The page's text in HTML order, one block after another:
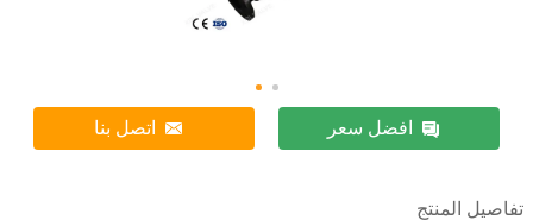
افضل سعر اتصل بنا
تفاصيل المنتج